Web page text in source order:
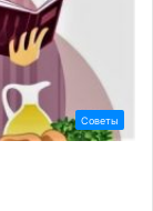
Советы